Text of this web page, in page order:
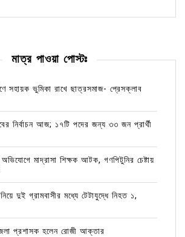
মাত্র পাওয়া পোস্টঃ
সহায়ক ভুমিকা রাখে ছাত্রসমাজ- প্রেসক্লাব
নির্বাচন আজ; ১৭টি পদের জন্য ৩৩ জন প্রার্থী
মাদ্রাসা শিক্ষক আটক, গণপিটুনির চেষ্টায়
দুই গ্রামবাসীর মধ্যে টেটাযুদ্ধে নিহত ১,
প্রশাসক হলেন রোজী আক্তার